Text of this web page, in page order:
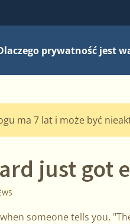
prywatność jest
ma 7 lat i może być
just got
someone tells you,